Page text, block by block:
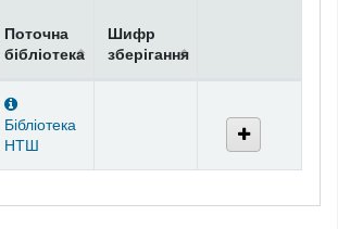
Поточна
бібліотека
Шифр
зберігання
Бібліотека
НТШ